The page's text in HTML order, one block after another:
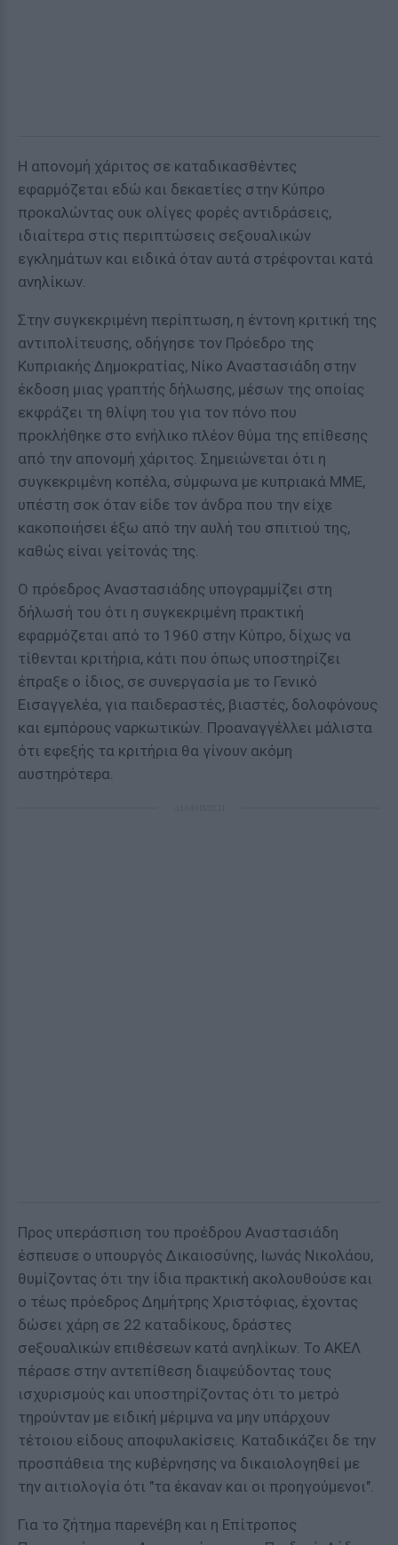
Η απονομή χάριτος σε καταδικασθέντες
εφαρμόζεται εδώ και δεκαετίες στην Κύπρο
προκαλώντας ουκ ολίγες φορές αντιδράσεις,
ιδιαίτερα στις περιπτώσεις σεξουαλικών
εγκλημάτων και ειδικά όταν αυτά στρέφονται κατά
ανηλίκων.
Στην συγκεκριμένη περίπτωση, η έντονη κριτική της
αντιπολίτευσης, οδήγησε τον Πρόεδρο της
Κυπριακής Δημοκρατίας, Νίκο Αναστασιάδη στην
έκδοση μιας γραπτής δήλωσης, μέσων της οποίας
εκφράζει τη θλίψη του για τον πόνο που
προκλήθηκε στο ενήλικο πλέον θύμα της επίθεσης
από την απονομή χάριτος. Σημειώνεται ότι η
συγκεκριμένη κοπέλα, σύμφωνα με κυπριακά ΜΜΕ,
υπέστη σοκ όταν είδε τον άνδρα που την είχε
κακοποιήσει έξω από την αυλή του σπιτιού της,
καθώς είναι γείτονάς της.
Ο πρόεδρος Αναστασιάδης υπογραμμίζει στη
δήλωσή του ότι η συγκεκριμένη πρακτική
εφαρμόζεται από το 1960 στην Κύπρο, δίχως να
τίθενται κριτήρια, κάτι που όπως υποστηρίζει
έπραξε ο ίδιος, σε συνεργασία με το Γενικό
Εισαγγελέα, για παιδεραστές, βιαστές, δολοφόνους
και εμπόρους ναρκωτικών. Προαναγγέλλει μάλιστα
ότι εφεξής τα κριτήρια θα γίνουν ακόμη
αυστηρότερα.
Προς υπεράσπιση του προέδρου Αναστασιάδη
έσπευσε ο υπουργός Δικαιοσύνης, Ιωνάς Νικολάου,
θυμίζοντας ότι την ίδια πρακτική ακολουθούσε και
ο τέως πρόεδρος Δημήτρης Χριστόφιας, έχοντας
δώσει χάρη σε 22 καταδίκους, δράστες
σeξουαλικών επιθέσεων κατά ανηλίκων. Το ΑΚΕΛ
πέρασε στην αντεπίθεση διαψεύδοντας τους
ισχυρισμούς και υποστηρίζοντας ότι το μετρό
τηρούνταν με ειδική μέριμνα να μην υπάρχουν
τέτοιου είδους αποφυλακίσεις. Καταδικάζει δε την
προσπάθεια της κυβέρνησης να δικαιολογηθεί με
την αιτιολογία ότι "τα έκαναν και οι προηγούμενοι".
Για το ζήτημα παρενέβη και η Επίτροπος